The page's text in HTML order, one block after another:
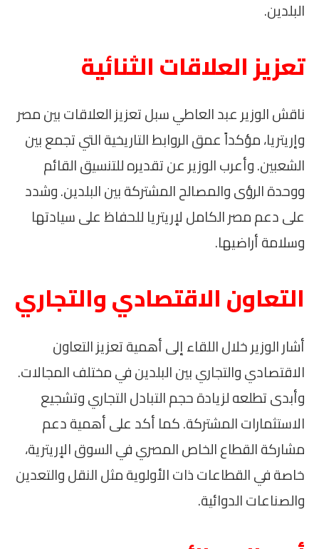
البلدين.
تعزيز العلاقات الثنائية
ناقش الوزير عبد العاطي سبل تعزيز العلاقات بين مصر
وإريتريا، مؤكداً عمق الروابط التاريخية التي تجمع بين
الشعبين. وأعرب الوزير عن تقديره للتنسيق القائم
ووحدة الرؤى والمصالح المشتركة بين البلدين. وشدد
على دعم مصر الكامل لإريتريا للحفاظ على سيادتها
وسلامة أراضيها.
التعاون الاقتصادي والتجاري
أشار الوزير خلال اللقاء إلى أهمية تعزيز التعاون
الاقتصادي والتجاري بين البلدين في مختلف المجالات.
وأبدى تطلعه لزيادة حجم التبادل التجاري وتشجيع
الاستثمارات المشتركة. كما أكد على أهمية دعم
مشاركة القطاع الخاص المصري في السوق الإريترية،
خاصة في القطاعات ذات الأولوية مثل النقل والتعدين
والصناعات الدوائية.